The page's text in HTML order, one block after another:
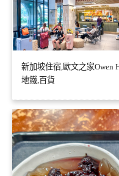
新加坡住宿,歐文之家Owen
地鐵,百貨